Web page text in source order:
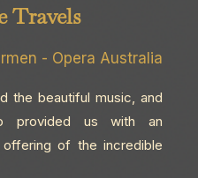
Travels
- Opera Australia
the beautiful music, and
provided us with an
of the incredible